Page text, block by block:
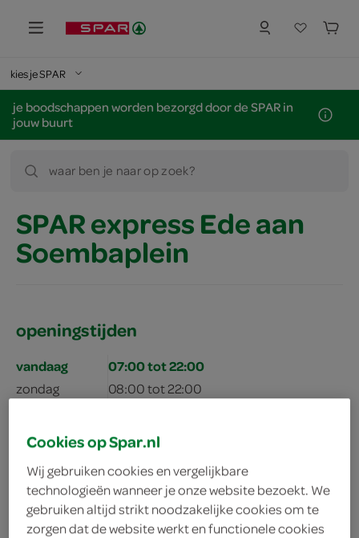
kies je SPAR
je boodschappen worden bezorgd door de SPAR in
jouw buurt
waar ben je naar op zoek?
SPAR express Ede aan
Soembaplein
openingstijden
vandaag 07:00 tot 22:00
zondag
08:00 tot 22:00
dinsdag
06:00 tot 22:00
06:00 tot 22:00
donderdag
06:00 tot 22:00
vrijdag
06:00 tot 22:00
Cookies op Spar.nl
Wij gebruiken cookies en vergelijkbare
technologieën wanneer je onze website bezoekt. We
gebruiken altijd strikt noodzakelijke cookies om te
zorgen dat de website werkt en functionele cookies